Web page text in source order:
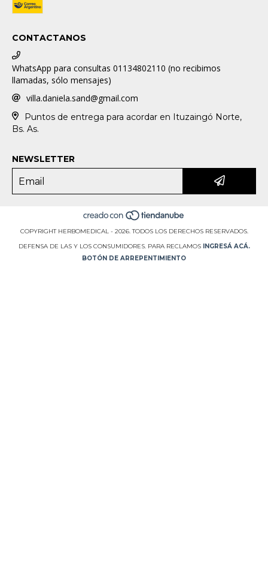
CONTACTANOS
WhatsApp para consultas 01134802110 (no recibimos
llamadas, sólo mensajes)
villa.daniela.sand@gmail.com
Puntos de entrega para acordar en Ituzaingó Norte,
Bs. As.
NEWSLETTER
COPYRIGHT HERBOMEDICAL - 2026. TODOS LOS DERECHOS RESERVADOS.
DEFENSA DE LAS Y LOS CONSUMIDORES. PARA RECLAMOS INGRESÁ ACÁ.
BOTÓN DE ARREPENTIMIENTO